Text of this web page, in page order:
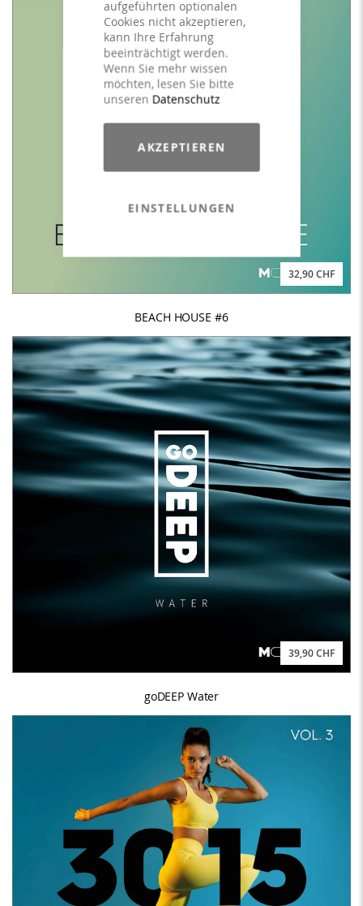
aufgeführten optionalen
Cookies nicht akzeptieren,
kann Ihre Erfahrung
beeinträchtigt werden.
Wenn Sie mehr wissen
möchten, lesen Sie bitte
unseren Datenschutz
AKZEPTIEREN
EINSTELLUNGEN
32,90 CHF
BEACH HOUSE #6
39,90 CHF
goDEEP Water